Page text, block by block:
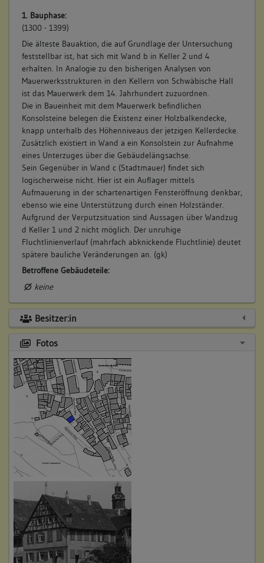
1. Bauphase:
(1300 - 1399)
Die älteste Bauaktion, die auf Grundlage der Untersuchung
feststellbar ist, hat sich mit Wand b in Keller 2 und 4
erhalten. In Analogie zu den bisherigen Analysen von
Mauerwerksstrukturen in den Kellern von Schwäbische Hall
ist das Mauerwerk dem 14. Jahrhundert zuzuordnen.
Die in Baueinheit mit dem Mauerwerk befindlichen
Konsolsteine belegen die Existenz einer Holzbalkendecke,
knapp unterhalb des Höhenniveaus der jetzigen Kellerdecke.
Zusätzlich existiert in Wand a ein Konsolstein zur Aufnahme
eines Unterzuges über die Gebäudelängsachse.
Sein Gegenüber in Wand c (Stadtmauer) findet sich
logischerweise nicht. Hier ist ein Auflager mittels
Aufmauerung in der schartenartigen Fensteröffnung denkbar,
ebenso wie eine Unterstützung durch einen Holzständer.
Aufgrund der Verputzsituation sind Aussagen über Wandzug
d Keller 1 und 2 nicht möglich. Der unruhige
Fluchtlinienverlauf (mahrfach abknickende Fluchtlinie) deutet
spätere bauliche Veränderungen an. (gk)
Betroffene Gebäudeteile:
keine
2. Bauphase:
(1300 - 1827)
und Bodeneingriffen im Gebäudeumfeld:
1. Nach Feststellung keltischer Siedlungstätigkeit ist im
Bereich unter der Kellersohle von Keller 2, 3 und 4 direkt mit
keltischen Siedlungsschichten zu rechnen
2. Im Bereich der nicht unterkellerten Gebäudefläche, sowie
im Bereich von Keller 3 unter der Kellersohle haben sich
archäologische Spuren zumindest des 14. Jahrhundert
erhalten, die oberflächlich in die keltischen Schichten
einschneiden.
3. Im Bereich von Keller 1 ist unter der Kellersohle ein nicht
definierbarer bauarchäologischer Befund festgestellt.
Zusätzlich ergeben sich parallel zum Verlauf der Stadtmauer
mit großer Wahrscheinlichkeit Befunde aus der Zeit der
Errichtung der Stadtmauer.
3. Im nordöstlichen Anschluss an das Gebäude existiert evtl.
die 1827 im Urkataster ausgewiesene Bebauung als
Besitzer:in
Fotos